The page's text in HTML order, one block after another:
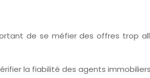
de se méfier des offres trop
la fiabilité des agents